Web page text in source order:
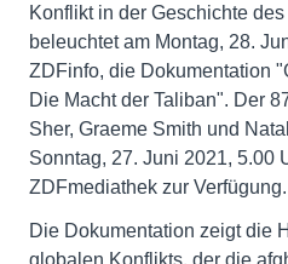
Konflikt in der Geschichte
beleuchtet am Montag, 28.
ZDFinfo, die Dokumentation
Die Macht der Taliban". Der
Sher, Graeme Smith und
Sonntag, 27. Juni 2021, 5.00
ZDFmediathek zur Verfügung.
Die Dokumentation zeigt die
globalen Konflikts, der die